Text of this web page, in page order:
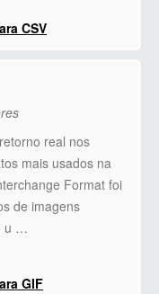
CSV
real nos
mais usados ​​na
Format foi
de imagens
u …
GIF